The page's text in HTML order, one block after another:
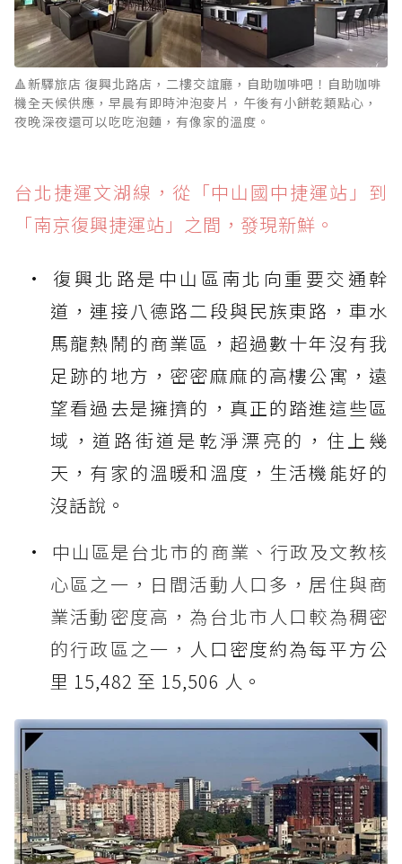
🔺新驛旅店 復興北路店，二樓交誼廳，自助咖啡吧！自助咖啡
機全天候供應，早晨有即時沖泡麥片，午後有小餅乾類點心，
夜晚深夜還可以吃吃泡麵，有像家的溫度。
台北捷運文湖線，從「中山國中捷運站」到
「南京復興捷運站」之間，發現新鮮。
復興北路是中山區南北向重要交通幹
道，連接八德路二段與民族東路，車水
馬龍熱鬧的商業區，超過數十年沒有我
足跡的地方，密密麻麻的高樓公寓，遠
望看過去是擁擠的，真正的踏進這些區
域，道路街道是乾淨漂亮的，住上幾
天，有家的溫暖和溫度，生活機能好的
沒話說。
中山區是台北市的商業、行政及文教核
心區之一，日間活動人口多，居住與商
業活動密度高，為台北市人口較為稠密
的行政區之一， 人口密度約為每平方公
里 15,482 至 15,506 人 。